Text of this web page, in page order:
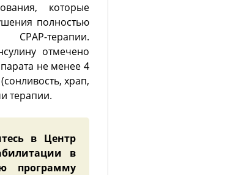
которые
полностью
терапии.
отмечено
не менее 4
храп,
терапии.
в Центр
в
программу